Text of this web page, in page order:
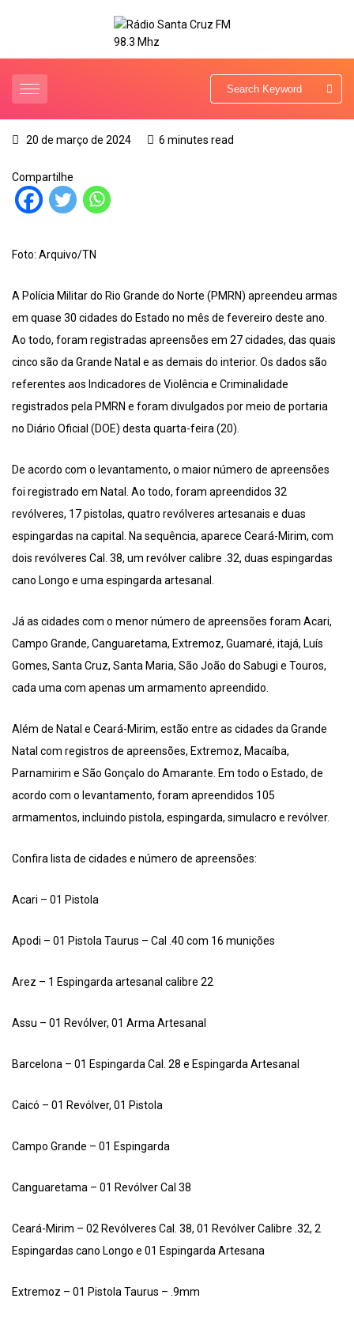
20 de março de 2024 6 minutes read
Compartilhe
Foto: Arquivo/TN
A Polícia Militar do Rio Grande do Norte (PMRN) apreendeu armas
em quase 30 cidades do Estado no mês de fevereiro deste ano.
Ao todo, foram registradas apreensões em 27 cidades, das quais
cinco são da Grande Natal e as demais do interior. Os dados são
referentes aos Indicadores de Violência e Criminalidade
registrados pela PMRN e foram divulgados por meio de portaria
no Diário Oficial (DOE) desta quarta-feira (20).
De acordo com o levantamento, o maior número de apreensões
foi registrado em Natal. Ao todo, foram apreendidos 32
revólveres, 17 pistolas, quatro revólveres artesanais e duas
espingardas na capital. Na sequência, aparece Ceará-Mirim, com
dois revólveres Cal. 38, um revólver calibre .32, duas espingardas
cano Longo e uma espingarda artesanal.
Já as cidades com o menor número de apreensões foram Acari,
Campo Grande, Canguaretama, Extremoz, Guamaré, itajá, Luís
Gomes, Santa Cruz, Santa Maria, São João do Sabugi e Touros,
cada uma com apenas um armamento apreendido.
Além de Natal e Ceará-Mirim, estão entre as cidades da Grande
Natal com registros de apreensões, Extremoz, Macaíba,
Parnamirim e São Gonçalo do Amarante. Em todo o Estado, de
acordo com o levantamento, foram apreendidos 105
armamentos, incluindo pistola, espingarda, simulacro e revólver.
Confira lista de cidades e número de apreensões:
Acari – 01 Pistola
Apodi – 01 Pistola Taurus – Cal .40 com 16 munições
Arez – 1 Espingarda artesanal calibre 22
Assu – 01 Revólver, 01 Arma Artesanal
Barcelona – 01 Espingarda Cal. 28 e Espingarda Artesanal
Caicó – 01 Revólver, 01 Pistola
Campo Grande – 01 Espingarda
Canguaretama – 01 Revólver Cal 38
Ceará-Mirim – 02 Revólveres Cal. 38, 01 Revólver Calibre .32, 2
Espingardas cano Longo e 01 Espingarda Artesana
Extremoz – 01 Pistola Taurus – .9mm